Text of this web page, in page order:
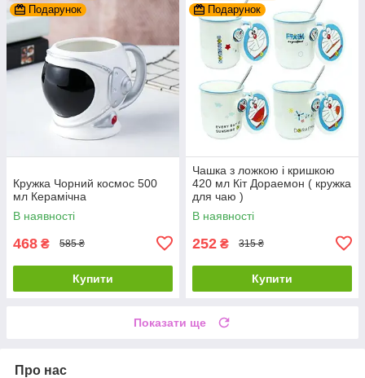
Подарунок
Кружка Чорний космос 500
мл Керамічна
В наявності
468 ₴ 585 ₴
Купити
Подарунок
Чашка з ложкою і кришкою
420 мл Кіт Дораемон ( кружка
для чаю )
В наявності
252 ₴ 315 ₴
Купити
Показати ще
Про нас